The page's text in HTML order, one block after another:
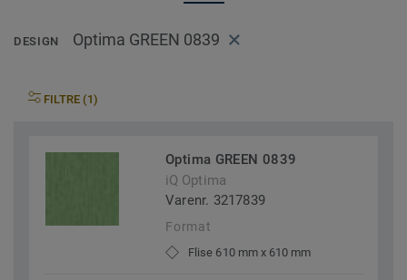
DESIGN Optima GREEN 0839
FILTRE (1)
Optima GREEN 0839
iQ Optima
Varenr. 3217839
Format
Flise 610 mm x 610 mm